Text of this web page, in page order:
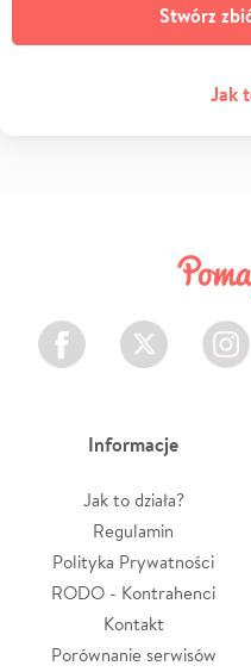
Stwórz
Jak
Facebook Twitter
Informacje
Jak to działa?
Regulamin
Polityka Prywatności
RODO - Kontrahenci
Kontakt
Porównanie serwisów